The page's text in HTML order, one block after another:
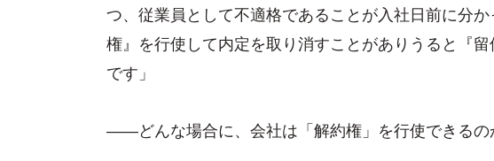
つ、従業員として不適格であることが入社日前に分
権』を行使して内定を取り消すことがありうると『
です」
――どんな場合に、会社は「解約権」を行使できるの